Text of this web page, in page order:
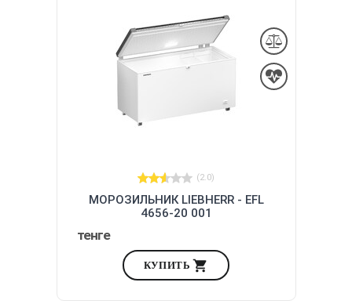
(2.0)
МОРОЗИЛЬНИК LIEBHERR - EFL
4656-20 001
тенге
КУПИТЬ